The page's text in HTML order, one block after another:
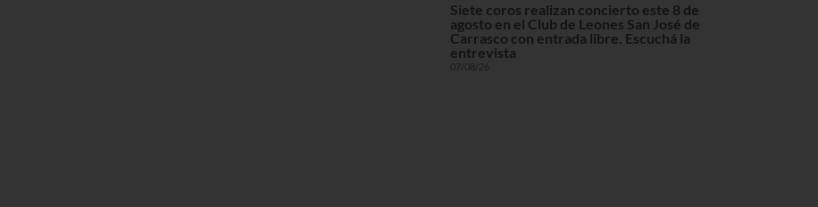
Siete coros realizan concierto este 8 de
agosto en el Club de Leones San José de
Carrasco con entrada libre. Escuchá la
entrevista
07/08/26